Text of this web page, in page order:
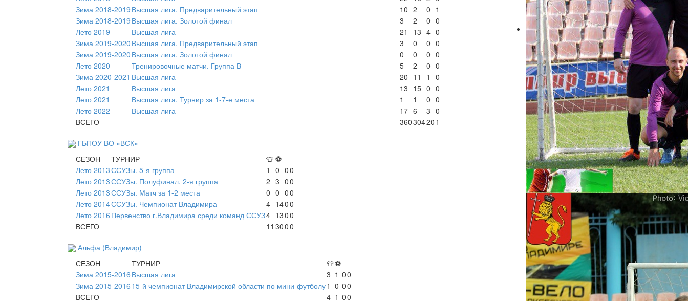
Зима 2018-2019 Высшая лига. Предварительный этап 10 2 0 1
Зима 2018-2019 Высшая лига. Золотой финал 3 2 0 0
Лето 2019
Высшая лига 21 13 4 0
Зима 2019-2020 Высшая лига. Предварительный этап 3 0 0 0
Зима 2019-2020 Высшая лига. Золотой финал 0 0 0 0
Лето 2020
Тренировочные матчи. Группа В 5 2 0 0
Зима 2020-2021 Высшая лига 20 11 1
0
Лето 2021
Высшая лига 13 15 0 0
Лето 2021
Высшая лига. Турнир за 1-7-е места 1 1 0 0
Лето 2022
Высшая лига 17 6 3 0
ВСЕГО
36030420 1
ГБПОУ ВО «ВСК»
СЕЗОН
ТУРНИР 👕 ⚽
Лето 2013ССУЗы. 5-я группа 1 0 00
Лето 2013ССУЗы. Полуфинал. 2-я группа 2 3 00
Лето 2013ССУЗы. Матч за 1-2 места 0 0 00
Лето 2014ССУЗы. Чемпионат Владимира 4 1400
Лето 2016 Первенство г.Владимира среди команд ССУЗ4 1300
ВСЕГО
11 3000
Альфа (Владимир)
СЕЗОН
ТУРНИР 👕⚽
Зима 2015-2016 Высшая лига 3 1 00
Зима 2015-2016 15-й чемпионат Владимирской области по мини-футболу1 0 00
ВСЕГО
4 1 00